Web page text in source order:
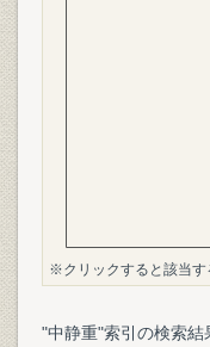
※クリックすると該当す
"中静重"索引の検索